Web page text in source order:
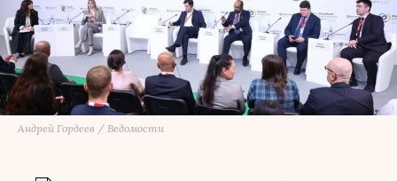
Андрей Гордеев / Ведомости